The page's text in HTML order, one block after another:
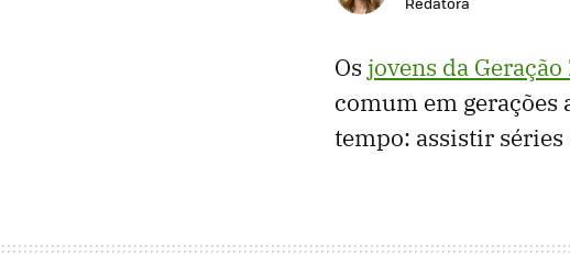
Os jovens da Geração
comum em
tempo: assistir